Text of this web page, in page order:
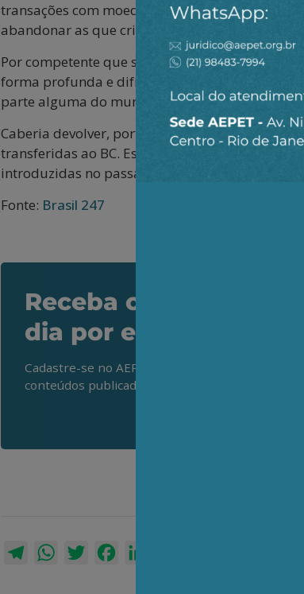
transações com moeda estrangeira. Mas é
abandonar as que criam vulnerabilidades
Por competente que seja, o BC não deve
forma profunda e difícil de reverter, por
parte alguma do mundo, até onde sei.
Caberia devolver, portanto, a um CMN
transferidas ao BC. Essa revisão do
introduzidas no passado recente.
Fonte: Brasil 247
Receba os destaques
dia por e-mail
Cadastre-se no AEPET Direto para receber os
conteúdos publicados em nosso site.
Ao clicar em
TelegramWhatsAppTwitterFacebook